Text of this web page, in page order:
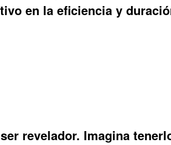
en la eficiencia y
revelador. Imagina